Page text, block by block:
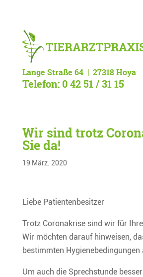
Lange Straße 64 | 27318 Hoya
Telefon: 0 42 51 / 31 15
Wir sind trotz
Sie da!
19 März. 2020
Liebe Patientenbesitzer
Trotz Coronakrise sind wir für
Wir möchten darauf hinweisen,
bestimmten Hygienebedingungen
Um auch die Sprechstunde